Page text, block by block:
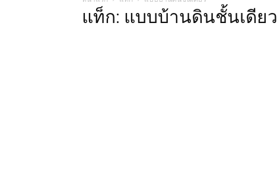
แท็ก: แบบบ้านดินชั้นเดียว